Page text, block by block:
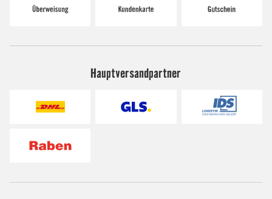
Hauptversandpartner